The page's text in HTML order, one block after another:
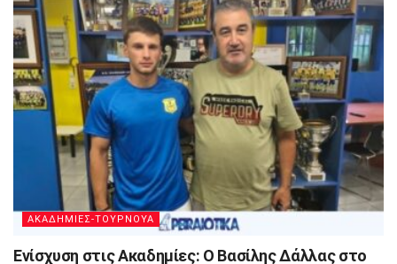
ΑΚΑΔΗΜΙΕΣ-ΤΟΥΡΝΟΥΑ
Ενίσχυση στις Ακαδημίες: Ο Βασίλης Δάλλας στο